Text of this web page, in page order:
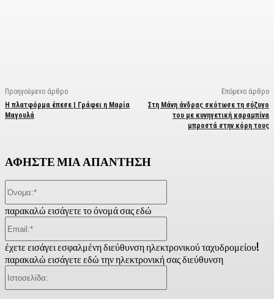
Προηγούμενο άρθρο
Η πλατφόρμα έπεσε | Γράφει η Μαρία
Μαγουλά
Επόμενο άρθρο
Στη Μάνη άνδρας σκότωσε τη σύζυγο
του με κυνηγετική καραμπίνα
μπροστά στην κόρη τους
ΑΦΗΣΤΕ ΜΙΑ ΑΠΑΝΤΗΣΗ
παρακαλώ εισάγετε το όνομά σας εδώ
έχετε εισάγει εσφαλμένη διεύθυνση ηλεκτρονικού ταχυδρομείου!
παρακαλώ εισάγετε εδώ την ηλεκτρονική σας διεύθυνση